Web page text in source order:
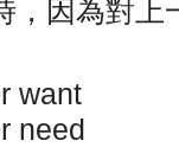
，因為對
want
need